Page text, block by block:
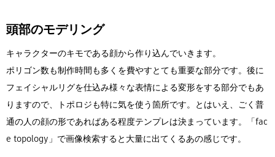
頭部のモデリング
キャラクターのキモである顔から作り込んでいきます。
ポリゴン数も制作時間も多くを費やすとても重要な部分です。後に
フェイシャルリグを仕込み様々な表情による変形をする部分でもあ
りますので、トポロジも特に気を使う箇所です。とはいえ、ごく普
通の人の顔の形であればある程度テンプレは決まっています。「fac
e topology」で画像検索すると大量に出てくるあの感じです。